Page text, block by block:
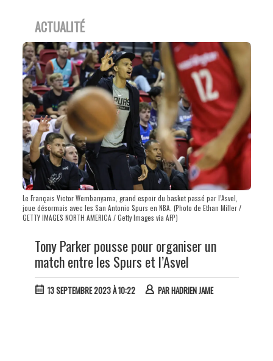
ACTUALITÉ
Le Français Victor Wembanyama, grand espoir du basket passé par l’Asvel,
joue désormais avec les San Antonio Spurs en NBA. (Photo de Ethan Miller /
GETTY IMAGES NORTH AMERICA / Getty Images via AFP)
Tony Parker pousse pour organiser un
match entre les Spurs et l’Asvel
13 SEPTEMBRE 2023 À 10:22 PARHADRIEN JAME